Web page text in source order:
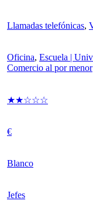
Llamadas telefónicas,
Oficina, Escuela |
Comercio al por menor
★★☆☆☆
€
Blanco
Jefes